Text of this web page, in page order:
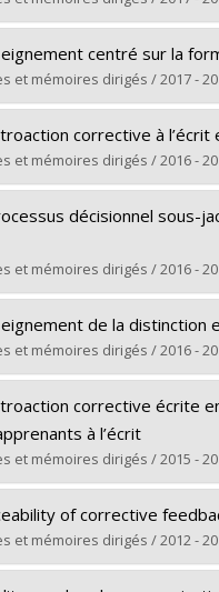
le document dans
:Taddarth, Assma
: Doctorat
obtenu :Ph. D.
le document dans
centré sur la
et mémoires dirigés / 2017 -
:Gazerani, Farzin
: Doctorat
obtenu :Ph. D.
le document dans
corrective à
et mémoires dirigés / 2016 -
:Lamarre, Jennifer
obtenu :M.A.
le document dans
décisionnel sous-
et mémoires dirigés / 2016 -
:Torrent, Marie-
: Maîtrise
obtenu :M.A.
le document dans
de la distinction
et mémoires dirigés / 2016 -
:Thibault-Lanctôt,
:Maîtrise
obtenu :M.A.
le document dans
corrective écrite
à l’écrit
et mémoires dirigés / 2015 -
:Rouleau-Girard,
: Maîtrise
obtenu :M.A.
of corrective
et mémoires dirigés / 2012 -